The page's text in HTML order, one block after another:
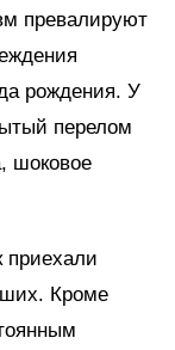
превалируют
рождения. У
перелом
шоковое
приехали
Кроме